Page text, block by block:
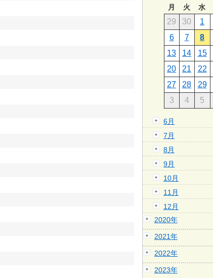
月 火 水
29 30 1
6
7 8
13
14 15
20
21 22
27
28 29
3
4 5
6月
7月
8月
9月
10月
11月
12月
2020年
2021年
2022年
2023年